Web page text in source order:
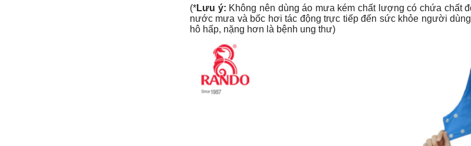
(*Lưu ý: Không nên dùng áo mưa kém chất lượng có chứa chất
nước mưa và bốc hơi tác động trực tiếp đến sức khỏe người
hô hấp, nặng hơn là bệnh ung thư)